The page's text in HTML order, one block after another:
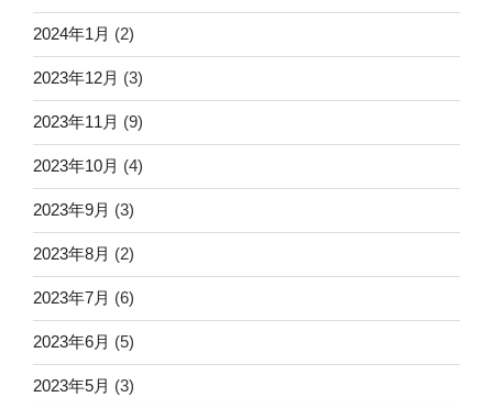
2024年1月 (2)
2023年12月 (3)
2023年11月 (9)
2023年10月 (4)
2023年9月 (3)
2023年8月 (2)
2023年7月 (6)
2023年6月 (5)
2023年5月 (3)